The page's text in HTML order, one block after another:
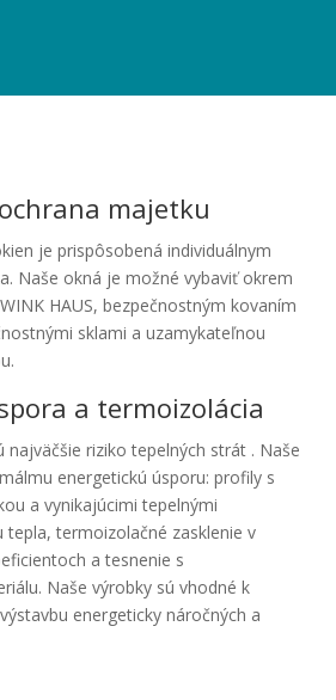
majetku
je prispôsobená individuálnym
Naše okná je možné vybaviť okrem
HAUS, bezpečnostným kovaním
sklami a uzamykateľnou
a termoizolácia
najväčšie riziko tepelných strát . Naše
energetickú úsporu: profily s
a vynikajúcimi tepelnými
termoizolačné zasklenie v
a tesnenie s
Naše výrobky sú vhodné k
energeticky náročných a